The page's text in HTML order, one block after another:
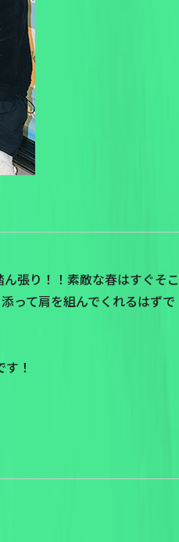
張り！！素敵な春はすぐそ
って肩を組んでくれるはずで
！